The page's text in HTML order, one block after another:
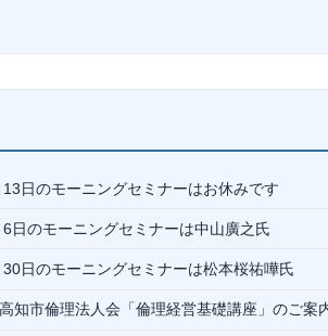
13日のモーニングセミナーはお休みです
6日のモーニングセミナーは中山廣之氏
30日のモーニングセミナーは松本桜祐嘩氏
知市倫理法人会「倫理経営基礎講座」のご案